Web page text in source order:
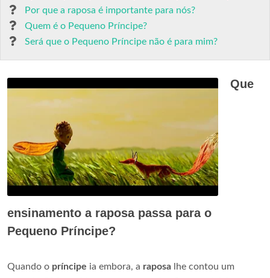
Por que a raposa é importante para nós?
Quem é o Pequeno Príncipe?
Será que o Pequeno Príncipe não é para mim?
Que
ensinamento a raposa passa para o
Pequeno Príncipe?
Quando o príncipe ia embora, a raposa lhe contou um